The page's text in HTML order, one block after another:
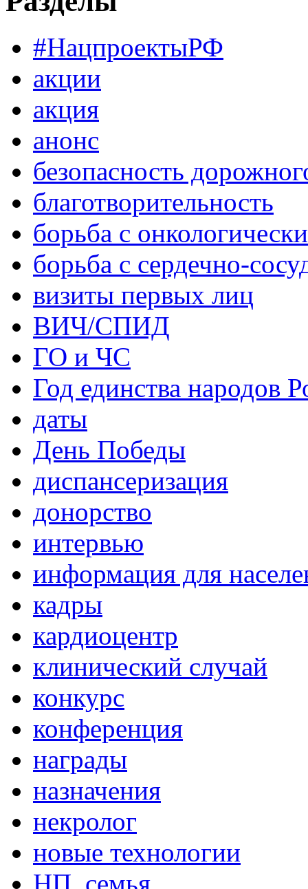
#НацпроектыРФ
акции
акция
анонс
безопасность
благотворительность
борьба с
борьба с сердечно-
визиты первых лиц
ВИЧ/СПИД
ГО и ЧС
Год единства народов
даты
День Победы
диспансеризация
донорство
интервью
информация для
кадры
кардиоцентр
клинический случай
конкурс
конференция
награды
назначения
некролог
новые технологии
НП_семья